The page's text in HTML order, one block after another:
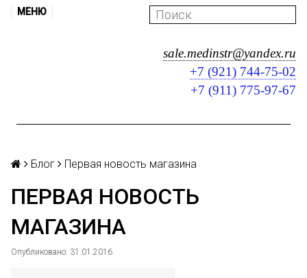
МЕНЮ
sale.medinstr@yandex.ru
+7 (921) 744-75-02
+7 (911) 775-97-67
Блог Первая новость магазина
ПЕРВАЯ НОВОСТЬ
МАГАЗИНА
Опубликовано: 31.01.2016